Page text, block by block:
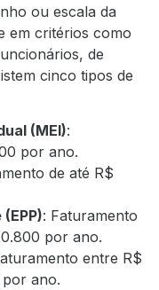
ou escala da
em critérios como
de
cinco tipos de
(MEI):
por ano.
de até R$
: Faturamento
por ano.
entre R$
ano.